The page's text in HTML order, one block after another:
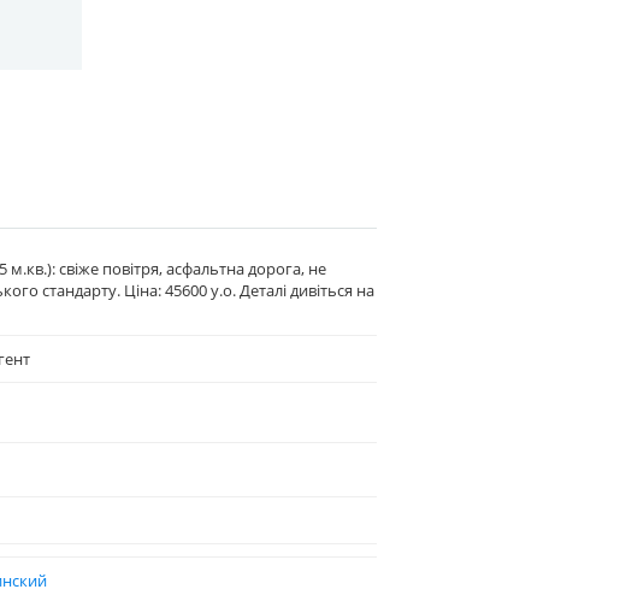
свіже повітря, асфальтна дорога, не
стандарту. Ціна: 45600 у.о. Деталі дивіться на